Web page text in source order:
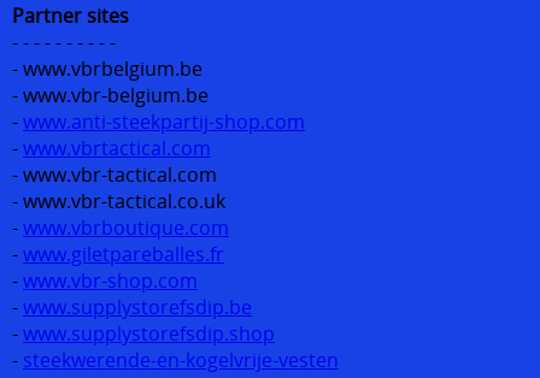
Partner sites
- - - - - - - - - -
- www.vbrbelgium.be
- www.vbr-belgium.be
-www.anti-steekpartij-shop.com
-www.vbrtactical.com
- www.vbr-tactical.com
- www.vbr-tactical.co.uk
-www.vbrboutique.com
-www.giletpareballes.fr
-www.vbr-shop.com
-www.supplystorefsdip.be
-www.supplystorefsdip.shop
- steekwerende-en-kogelvrije-vesten